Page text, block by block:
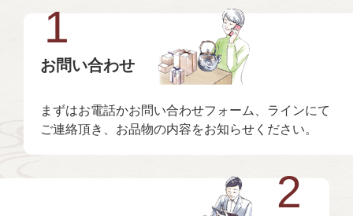
1
お問い合わせ
まずはお電話かお問い合わせフォーム、ラインにて
ご連絡頂き、お品物の内容をお知らせください。
2